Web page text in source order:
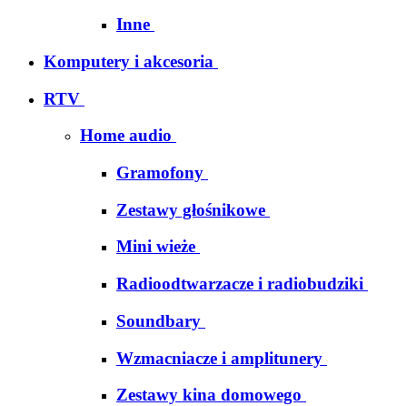
Inne
Komputery i akcesoria
RTV
Home audio
Gramofony
Zestawy głośnikowe
Mini wieże
Radioodtwarzacze i radiobudziki
Soundbary
Wzmacniacze i amplitunery
Zestawy kina domowego